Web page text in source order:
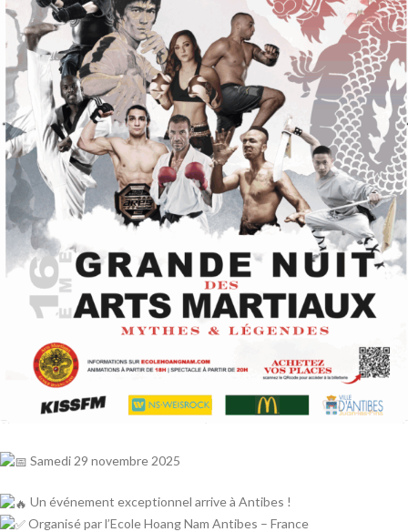
Samedi 29 novembre 2025
Un événement exceptionnel arrive à Antibes !
Organisé par l’Ecole Hoang Nam Antibes – France